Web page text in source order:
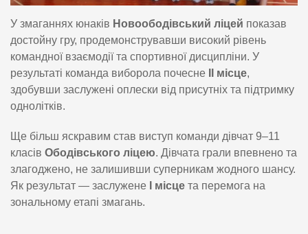
У змаганнях юнаків Новоободівський ліцей показав
достойну гру, продемонструвавши високий рівень
командної взаємодії та спортивної дисципліни. У
результаті команда виборола почесне
ІІ місце,
здобувши заслужені оплески від присутніх та підтримку
однолітків.
Ще більш яскравим став виступ команди дівчат 9–11
класів Ободівського ліцею. Дівчата грали впевнено та
злагоджено, не залишивши суперникам жодного шансу.
Як результат — заслужене
І місце та перемога на
зональному етапі змагань.